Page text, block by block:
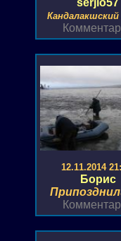
Кандалакшский
12.11.2014
Борис